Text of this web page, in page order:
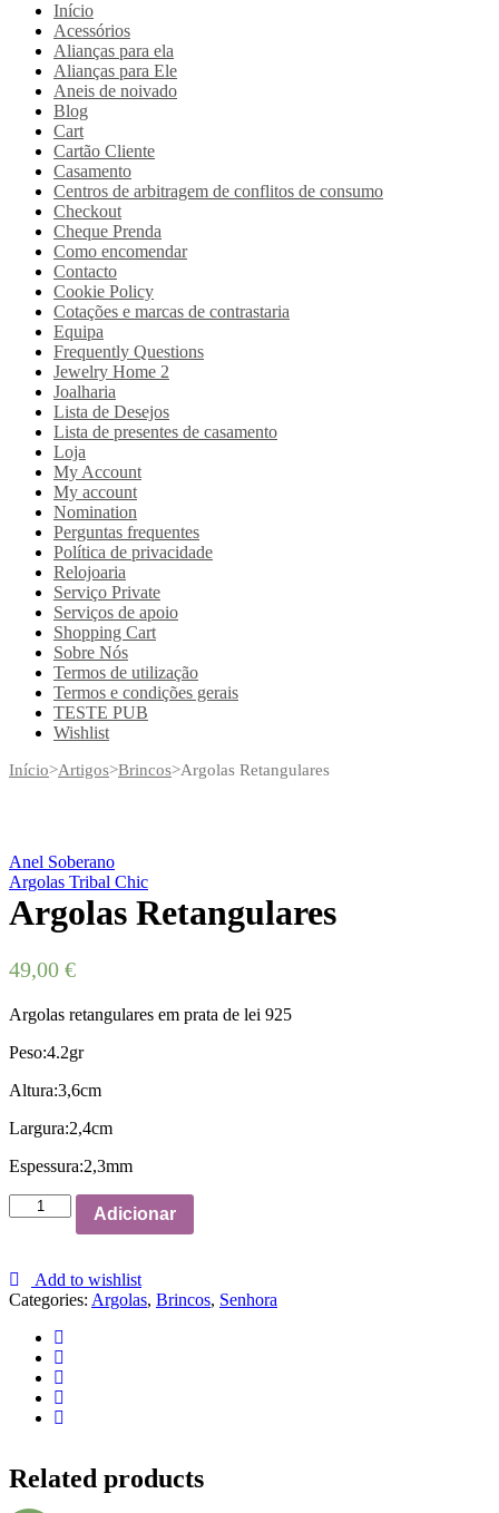
Início
Acessórios
Alianças para ela
Alianças para Ele
Aneis de noivado
Blog
Cart
Cartão Cliente
Casamento
Centros de arbitragem de conflitos de consumo
Checkout
Cheque Prenda
Como encomendar
Contacto
Cookie Policy
Cotações e marcas de contrastaria
Equipa
Frequently Questions
Jewelry Home 2
Joalharia
Lista de Desejos
Lista de presentes de casamento
Loja
My Account
My account
Nomination
Perguntas frequentes
Política de privacidade
Relojoaria
Serviço Private
Serviços de apoio
Shopping Cart
Sobre Nós
Termos de utilização
Termos e condições gerais
TESTE PUB
Wishlist
Início>Artigos>Brincos>Argolas Retangulares
Anel Soberano
Argolas Tribal Chic
Argolas Retangulares
49,00 €
Argolas retangulares em prata de lei 925
Peso:4.2gr
Altura:3,6cm
Largura:2,4cm
Espessura:2,3mm
Argolas
RetangularesAdicionar
Add to wishlist
Categories: Argolas, Brincos, Senhora
Related products